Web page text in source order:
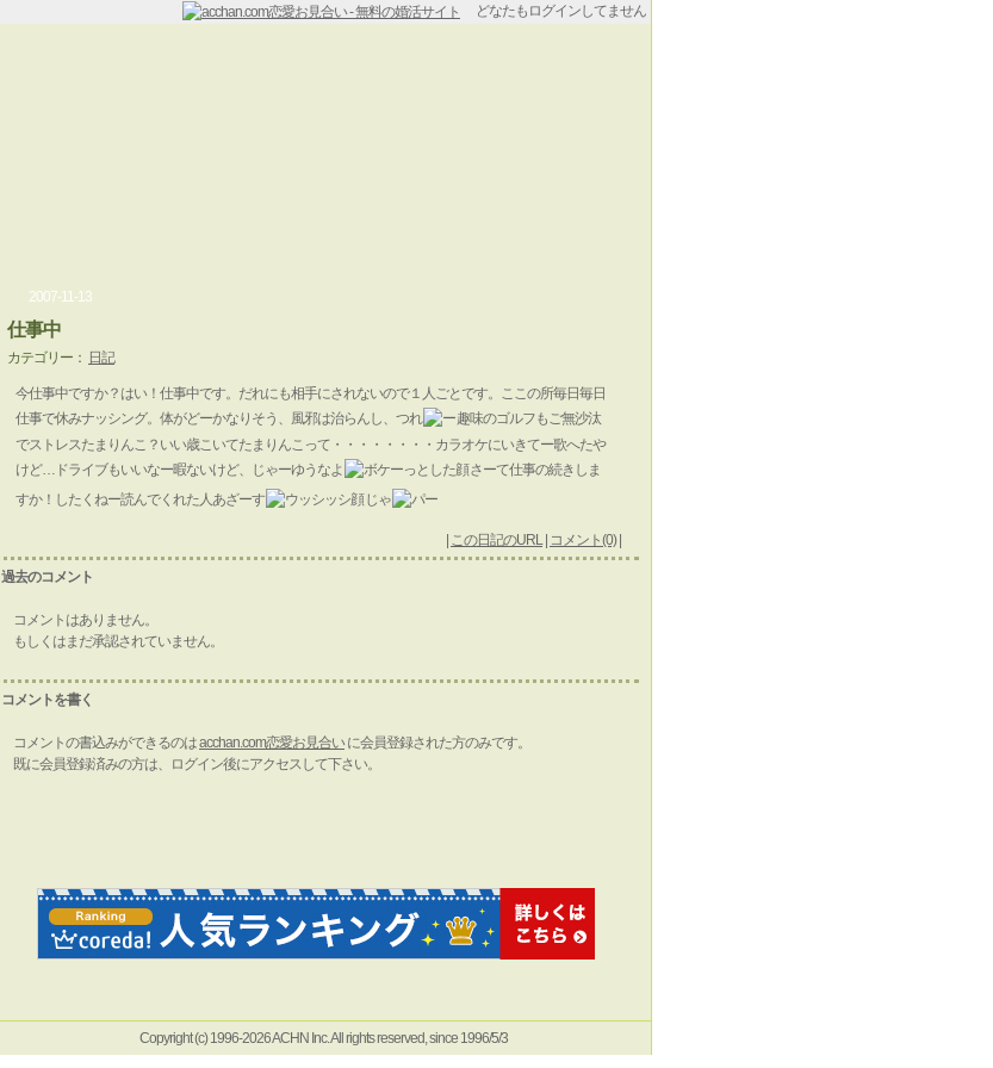
どなたもログインしてません
2007-11-13
仕事中
カテゴリー： 日記
今仕事中ですか？はい！仕事中です。だれにも相手にされないので１人ごとです。ここの所毎日毎日
仕事で休みナッシング。体がどーかなりそう、風邪は治らんし、つれ
趣味のゴルフもご無沙汰
でストレスたまりんこ？いい歳こいてたまりんこって・・・・・・・・カラオケにいきてー歌へたや
けど…ドライブもいいなー暇ないけど、じゃーゆうなよ
さーて仕事の続きしま
すか！したくねー読んでくれた人あざーす
じゃ
この日記のURL| コメント(0)|
過去のコメント
コメントはありません。
もしくはまだ承認されていません。
コメントを書く
コメントの書込みができるのはacchan.com恋愛お見合いに会員登録された方のみです。
既に会員登録済みの方は、ログイン後にアクセスして下さい。
Copyright (c) 1996-2026 ACHN Inc. All rights reserved, since 1996/5/3